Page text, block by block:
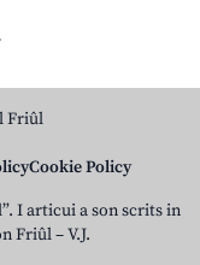
Friûl
Cookie Policy
I articui a son scrits in
Friûl – V.J.